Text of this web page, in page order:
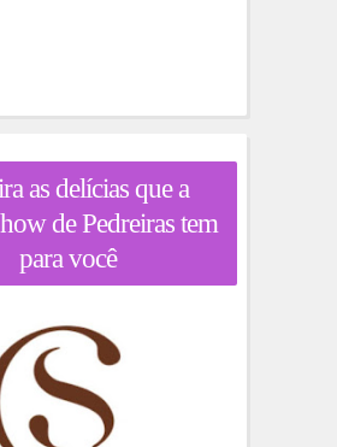
as delícias que a
de Pedreiras tem
para você